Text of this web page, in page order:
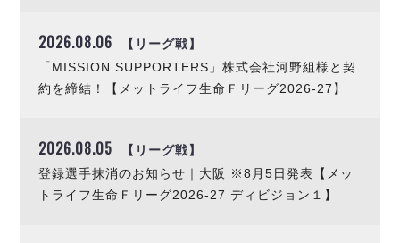
個人ランキング｜第2PK
メットライフ生命Ｆリーグカップ 2026
大会概要
アリーナ情報
チケット情報
マルバ水戸FC
リガーレヴィア葛飾
Y．S．C．C．横浜
アグレミーナ浜松
デウソン神戸
ポルセイド浜田
記念ゴール
ハットトリック
選手の通算記録（Ｆ１）
2026.08.06 【リーグ戦】
「MISSION SUPPORTERS」株式会社河野組様と契
約を締結！【メットライフ生命Ｆリーグ2026-27】
2026.08.05 【リーグ戦】
登録選手抹消のお知らせ｜大阪 ※8月5日発表【メッ
トライフ生命Ｆリーグ2026-27 ディビジョン１】